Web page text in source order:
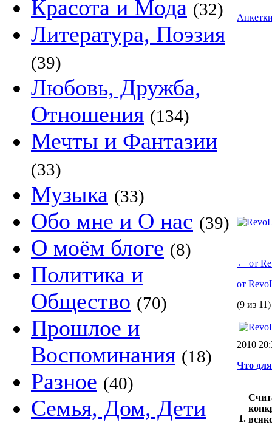
Красота и Мода (32)
Литература, Поэзия
(39)
Любовь, Дружба,
Отношения (134)
Мечты и Фантазии
(33)
Музыка (33)
Обо мне и О нас (39)
О моём блоге (8)
Политика и
Общество (70)
Прошлое и
Воспоминания (18)
Разное (40)
Семья, Дом, Дети
← от
от
(9 из 11)
2010
Что
1.